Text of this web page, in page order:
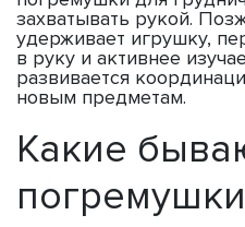
захватывать рукой.
удерживает игрушку,
в руку и активнее
развивается
новым предметам.
Какие